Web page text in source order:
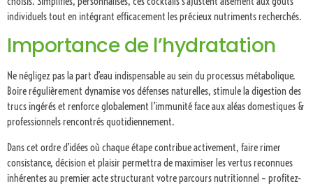
individuels tout en intégrant efficacement les précieux nutriments recherchés.
Importance de l’hydratation
Ne négligez pas la part d’eau indispensable au sein du processus métabolique.
Boire régulièrement dynamise vos défenses naturelles, stimule la digestion des
trucs ingérés et renforce globalement l’immunité face aux aléas domestiques &
professionnels rencontrés quotidiennement.
Dans cet ordre d’idées où chaque étape contribue activement, faire rimer
consistance, décision et plaisir permettra de maximiser les vertus reconnues
inhérentes au premier acte structurant votre parcours nutritionnel – profitez-